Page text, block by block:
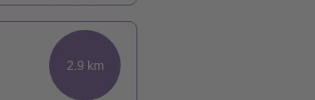
2.9 km